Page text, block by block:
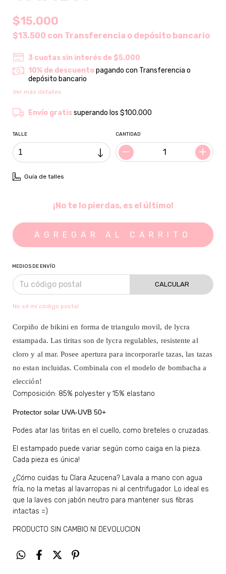
$15.000
$13.500 con Transferencia o depósito bancario
3 cuotas sin interés de $5.000
10% de descuentopagando con Transferencia o
depósito bancario
Ver más detalles
Envío gratissuperando los$100.000
TALLE CANTIDAD
Guía de talles
¡No te lo pierdas, es el último!
MEDIOS DE ENVÍO
CALCULAR
No sé mi código postal
Corpiño de bikini en forma de triangulo movil, de lycra
estampada. Las tiritas son de lycra regulables, resistente al
cloro y al mar. Posee apertura para incorporarle tazas, las tazas
no estan incluidas. Combinala con el modelo de bombacha a
elección!
Composición: 85% polyester y 15% elastano
Protector solar UVA-UVB 50+
Podes atar las tiritas en el cuello, como breteles o cruzadas.
​El estampado puede variar según como caiga en la pieza.
Cada pieza es única!
¿Cómo cuidas tu Clara Azucena? Lavala a mano con agua
fría, no la metas al lavarropas ni al centrifugador. Lo ideal es
que la laves con jabón neutro para mantener sus fibras
intactas =)
PRODUCTO SIN CAMBIO NI DEVOLUCION